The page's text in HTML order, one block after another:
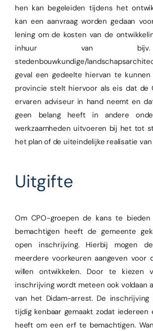
hen kan begeleiden tijdens het
kan een aanvraag worden gedaan
lening om de kosten van de
inhuur van
stedenbouwkundige/
geval een gedeelte hiervan te kunnen
provincie stelt hiervoor als eis dat de
ervaren adviseur in hand neemt en
geen belang heeft in andere
werkzaamheden uitvoeren bij het tot
het plan of de uiteindelijke realisatie
Uitgifte
Om CPO-groepen de kans te
bemachtigen heeft de gemeente
open inschrijving. Hierbij mogen
meerdere voorkeuren aangeven voor
willen ontwikkelen. Door te kiezen
inschrijving wordt meteen ook voldaan
van het Didam-arrest. De inschrijving
tijdig kenbaar gemaakt zodat iedereen
heeft om een erf te bemachtigen.